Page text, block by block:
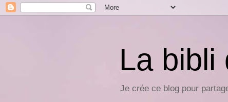
La bibli
Je crée ce blog pour